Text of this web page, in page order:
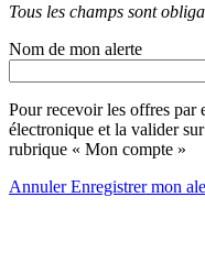
Tous les champs sont
Nom de mon alerte
Pour recevoir les offres par
électronique et la valider
rubrique « Mon compte »
AnnulerEnregistrer mon